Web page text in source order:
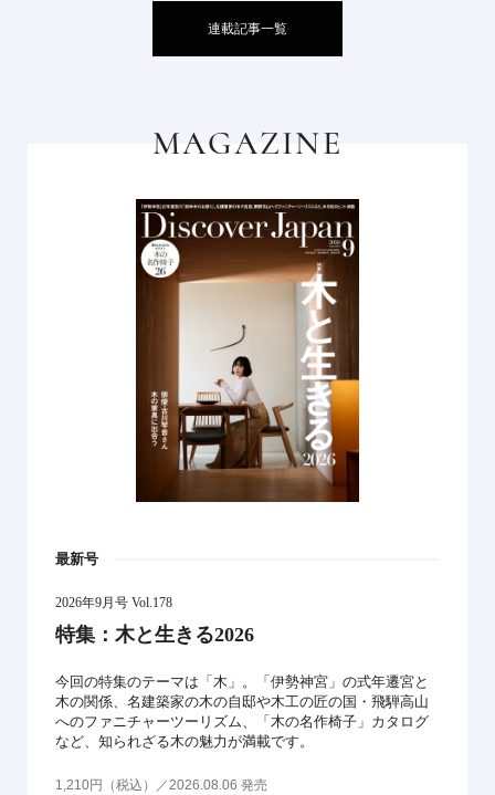
連載記事一覧
MAGAZINE
最新号
2026年9月号 Vol.178
特集：木と生きる2026
今回の特集のテーマは「木」。「伊勢神宮」の式年遷宮と
木の関係、名建築家の木の自邸や木工の匠の国・飛騨高山
へのファニチャーツーリズム、「木の名作椅子」カタログ
など、知られざる木の魅力が満載です。
1,210円（税込）／2026.08.06 発売